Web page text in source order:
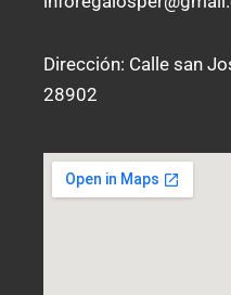
Dirección: Calle san
28902